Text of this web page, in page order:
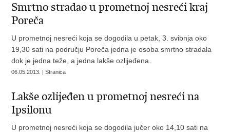
Smrtno stradao u prometnoj nesreći kraj
Poreča
U prometnoj nesreći koja se dogodila u petak, 3. svibnja oko
19,30 sati na području Poreča jedna je osoba smrtno stradala
dok je jedna teže, a jedna lakše ozlijeđena.
06.05.2013. | Stranica
Lakše ozlijeđen u prometnoj nesreći na
Ipsilonu
U prometnoj nesreći koja se dogodila jučer oko 14,10 sati na